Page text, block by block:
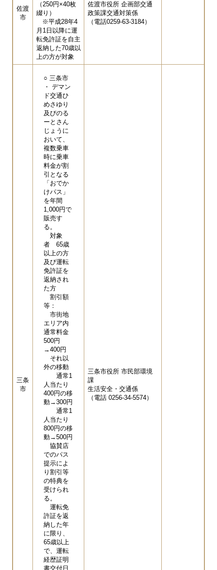
佐渡
市
（250円×40枚
綴り）
※平成28年4
月1日以降に運
転免許証を自主
返納した70歳以
上の方が対象
佐渡市役所 企画部交通
政策課交通対策係
（電話0259-63-3184）
三条
市
○ 三条市
・ デマン
ド交通ひ
めさゆり
及びのる
ーとさん
じょうに
おいて、
複数乗車
時に乗車
料金が割
引となる
「おでか
けパス」
を年間
1,000円で
販売す
る。
対象
者 65歳
以上の方
及び運転
免許証を
返納され
た方
割引額
等：
市街地
エリア内
通常料金
500円
→400円
それ以
外の移動
通常1
人当たり
400円の移
動→300円
通常1
人当たり
800円の移
動→500円
協賛店
でのパス
提示によ
り割引等
の特典を
受けられ
る。
運転免
許証を返
納した年
に限り、
65歳以上
で、運転
経歴証明
書交付日
三条市役所 市民部環境
課
生活安全・交通係
（電話 0256-34-5574）